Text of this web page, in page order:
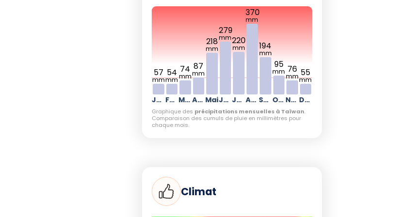
Janvier
57
mm
Février
54
mm
Mars
74
mm
Avril
87
mm
Mai
218
mm
Juin
279
mm
Juillet
220
mm
Août
370
mm
Septembre
194
mm
Octobre
95
mm
Novembre
76
mm
Décembre
55
mm
Graphique des précipitations mensuelles à Taïwan.
Comparaison des cumuls de pluie en millimètres pour
chaque mois.
Climat